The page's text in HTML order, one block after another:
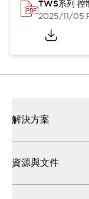
TWS系列 控
2025/11/05
解決方案
資源與文件